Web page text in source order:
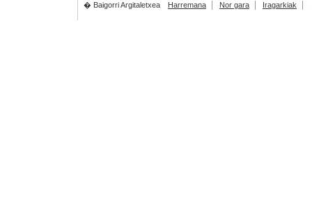
� Baigorri Argitaletxea
Harremana Nor gara Iragarkiak